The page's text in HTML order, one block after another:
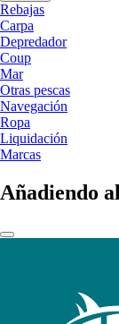
Rebajas
Carpa
Depredador
Coup
Mar
Otras pescas
Navegación
Ropa
Liquidación
Marcas
Añadiendo